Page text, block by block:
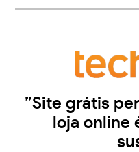
”Site grátis
loja online